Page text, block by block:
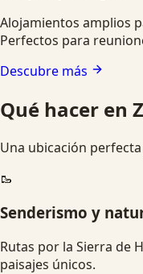
Alojamientos amplios
Perfectos para
Descubre más
Qué hacer en
Una ubicación
🥾
Senderismo y
Rutas por la Sierra de
paisajes únicos.